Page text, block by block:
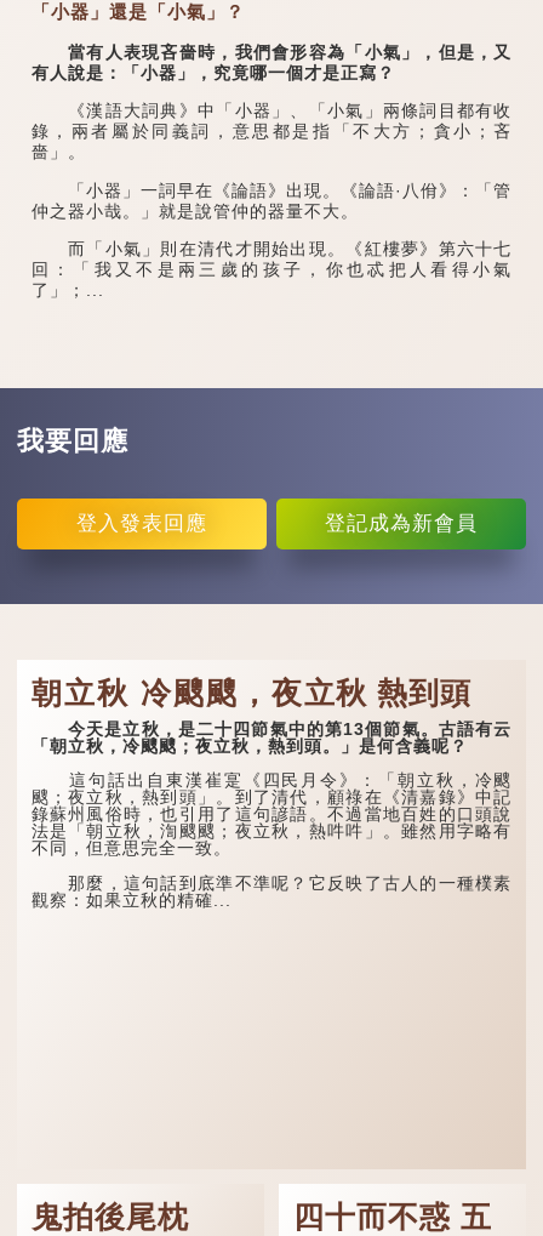
「小器」還是「小氣」？
當有人表現吝嗇時，我們會形容為「小氣」，但是，又
有人說是：「小器」，究竟哪一個才是正寫？
《漢語大詞典》中「小器」、「小氣」兩條詞目都有收
錄，兩者屬於同義詞，意思都是指「不大方；貪小；吝
嗇」。
「小器」一詞早在《論語》出現。《論語·八佾》：「管
仲之器小哉。」就是說管仲的器量不大。
而「小氣」則在清代才開始出現。《紅樓夢》第六十七
回：「我又不是兩三歲的孩子，你也忒把人看得小氣
了」；...
我要回應
登入 發表回應 登記成為新會員
朝立秋 冷颼颼，夜立秋 熱到頭
今天是立秋，是二十四節氣中的第13個節氣。古語有云
「朝立秋，冷颼颼；夜立秋，熱到頭。」是何含義呢？
這句話出自東漢崔寔《四民月令》：「朝立秋，冷颼
颼；夜立秋，熱到頭」。到了清代，顧祿在《清嘉錄》中記
錄蘇州風俗時，也引用了這句諺語。不過當地百姓的口頭說
法是「朝立秋，渹颼颼；夜立秋，熱吽吽」。雖然用字略有
不同，但意思完全一致。
那麼，這句話到底準不準呢？它反映了古人的一種樸素
觀察：如果立秋的精確...
鬼拍後尾枕
四十而不惑 五